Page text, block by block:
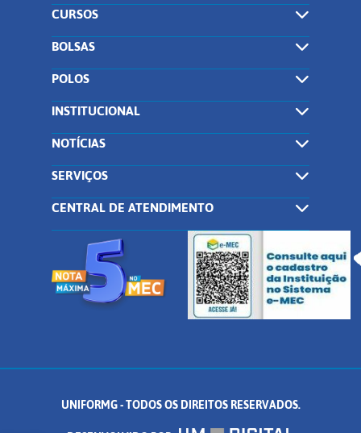
CURSOS
BOLSAS
POLOS
INSTITUCIONAL
NOTÍCIAS
SERVIÇOS
CENTRAL DE ATENDIMENTO
UNIFORMG - TODOS OS DIREITOS RESERVADOS.